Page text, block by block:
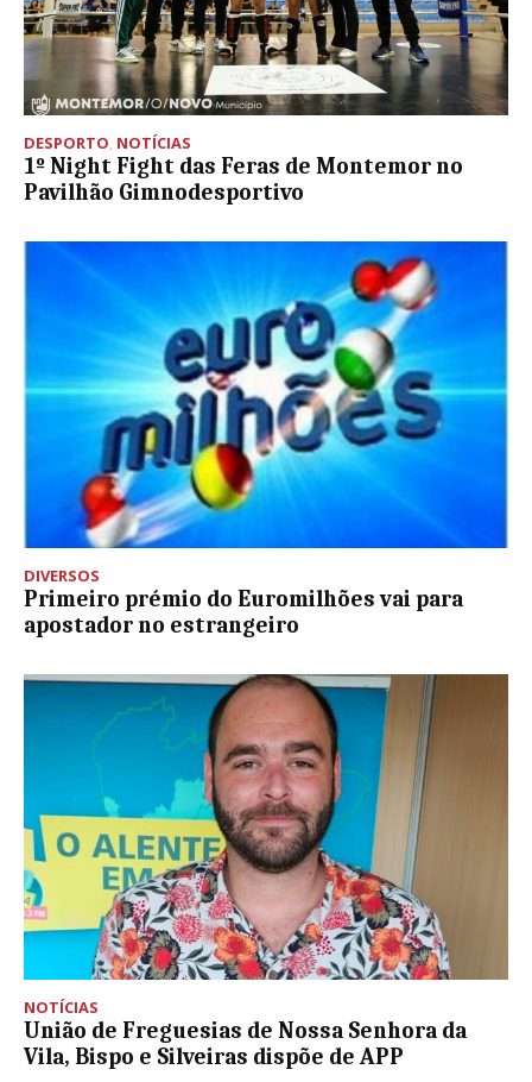
DESPORTO, NOTÍCIAS
1º Night Fight das Feras de Montemor no
Pavilhão Gimnodesportivo
DIVERSOS
Primeiro prémio do Euromilhões vai para
apostador no estrangeiro
NOTÍCIAS
União de Freguesias de Nossa Senhora da
Vila, Bispo e Silveiras dispõe de APP